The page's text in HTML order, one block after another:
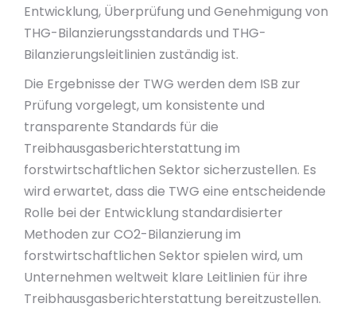
Entwicklung, Überprüfung und Genehmigung von
THG-Bilanzierungsstandards und THG-
Bilanzierungsleitlinien zuständig ist.
Die Ergebnisse der TWG werden dem ISB zur
Prüfung vorgelegt, um konsistente und
transparente Standards für die
Treibhausgasberichterstattung im
forstwirtschaftlichen Sektor sicherzustellen. Es
wird erwartet, dass die TWG eine entscheidende
Rolle bei der Entwicklung standardisierter
Methoden zur CO2-Bilanzierung im
forstwirtschaftlichen Sektor spielen wird, um
Unternehmen weltweit klare Leitlinien für ihre
Treibhausgasberichterstattung bereitzustellen.